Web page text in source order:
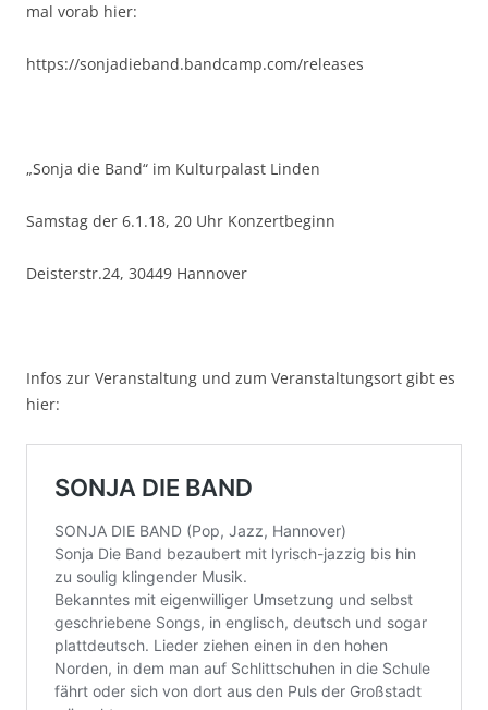
mal vorab hier:
https://sonjadieband.bandcamp.com/releases
„Sonja die Band“ im Kulturpalast Linden
Samstag der 6.1.18, 20 Uhr Konzertbeginn
Deisterstr.24, 30449 Hannover
Infos zur Veranstaltung und zum Veranstaltungsort gibt es
hier: